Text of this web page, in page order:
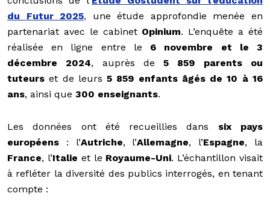
du Futur 2025, une étude approfondie menée en
partenariat avec le cabinet Opinium. L’enquête a été
réalisée en ligne entre le 6 novembre et le 3
décembre 2024, auprès de5 859 parents ou
tuteurs et de leurs5 859 enfants âgés de 10 à 16
ans, ainsi que 300 enseignants.
Les données ont été recueillies dans six pays
européens : l’Autriche, l’Allemagne, l’Espagne, la
France, l’Italie et le Royaume-Uni. L’échantillon visait
à refléter la diversité des publics interrogés, en tenant
compte :